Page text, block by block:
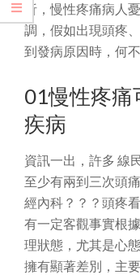
析，慢性疼痛病人
調，假如出現頭疼
到發病原因時，何
01慢性疼痛
疾病
資訊一出，許多 線
至少有兩到三次頭
經內科？？？頭疼
有一定客觀事實根
理狀態，尤其是心
擁有顯著差別，主